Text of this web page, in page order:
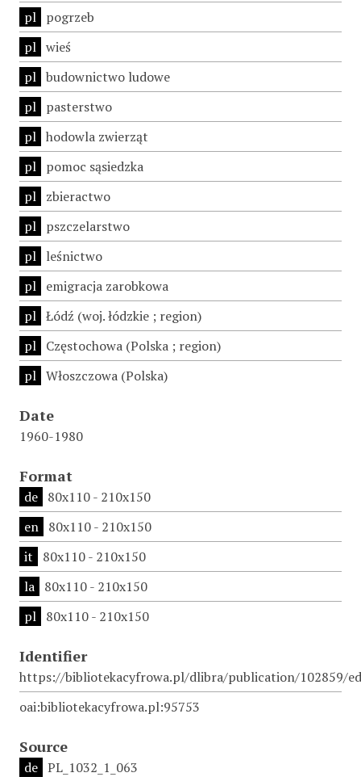
pl pogrzeb
pl wieś
pl budownictwo ludowe
pl pasterstwo
pl hodowla zwierząt
pl pomoc sąsiedzka
pl zbieractwo
pl pszczelarstwo
pl leśnictwo
pl emigracja zarobkowa
pl Łódź (woj. łódzkie ; region)
pl Częstochowa (Polska ; region)
pl Włoszczowa (Polska)
Date
1960-1980
Format
de 80x110 - 210x150
en 80x110 - 210x150
it
80x110 - 210x150
la 80x110 - 210x150
pl 80x110 - 210x150
Identifier
https://bibliotekacyfrowa.pl/dlibra/publication/102859/
oai:bibliotekacyfrowa.pl:95753
Source
de PL_1032_1_063